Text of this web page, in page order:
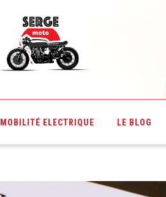
MOBILITÉ ELECTRIQUE LE BLOG